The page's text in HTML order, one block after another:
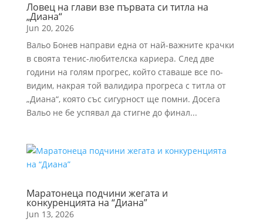
Ловец на глави взе първата си титла на
„Диана“
Jun 20, 2026
Вальо Бонев направи една от най-важните крачки
в своята тенис-любителска кариера. След две
години на голям прогрес, който ставаше все по-
видим, накрая той валидира прогреса с титла от
„Диана“, която със сигурност ще помни. Досега
Вальо не бе успявал да стигне до финал...
Маратонеца подчини жегата и
конкуренцията на “Диана”
Jun 13, 2026